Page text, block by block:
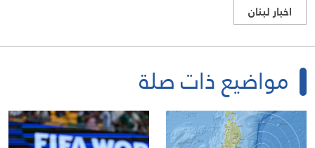
اخبار لبنان
مواضيع ذات صلة